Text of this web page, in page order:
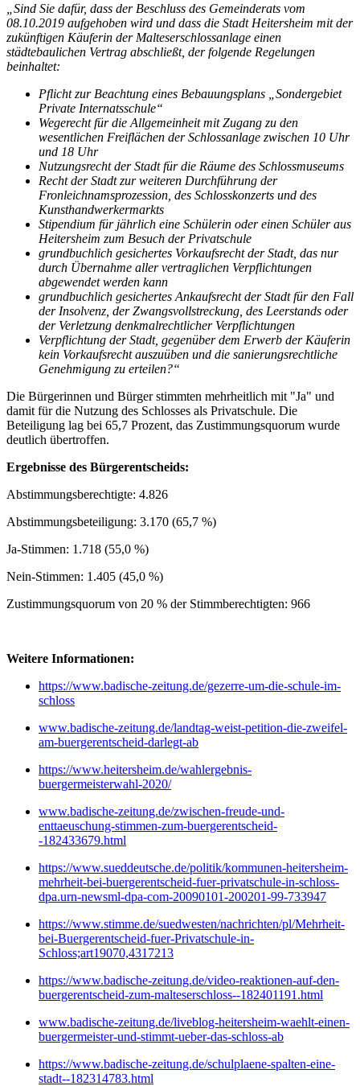
„Sind Sie dafür, dass der Beschluss des Gemeinderats vom
08.10.2019 aufgehoben wird und dass die Stadt Heitersheim mit der
zukünftigen Käuferin der Malteserschlossanlage einen
städtebaulichen Vertrag abschließt, der folgende Regelungen
beinhaltet:
Pflicht zur Beachtung eines Bebauungsplans „Sondergebiet
Private Internatsschule“
Wegerecht für die Allgemeinheit mit Zugang zu den
wesentlichen Freiflächen der Schlossanlage zwischen 10 Uhr
und 18 Uhr
Nutzungsrecht der Stadt für die Räume des Schlossmuseums
Recht der Stadt zur weiteren Durchführung der
Fronleichnamsprozession, des Schlosskonzerts und des
Kunsthandwerkermarkts
Stipendium für jährlich eine Schülerin oder einen Schüler aus
Heitersheim zum Besuch der Privatschule
grundbuchlich gesichertes Vorkaufsrecht der Stadt, das nur
durch Übernahme aller vertraglichen Verpflichtungen
abgewendet werden kann
grundbuchlich gesichertes Ankaufsrecht der Stadt für den Fall
der Insolvenz, der Zwangsvollstreckung, des Leerstands oder
der Verletzung denkmalrechtlicher Verpflichtungen
Verpflichtung der Stadt, gegenüber dem Erwerb der Käuferin
kein Vorkaufsrecht auszuüben und die sanierungsrechtliche
Genehmigung zu erteilen?“
Die Bürgerinnen und Bürger stimmten mehrheitlich mit "Ja" und
damit für die Nutzung des Schlosses als Privatschule. Die
Beteiligung lag bei 65,7 Prozent, das Zustimmungsquorum wurde
deutlich übertroffen.
Ergebnisse des Bürgerentscheids:
Abstimmungsberechtigte: 4.826
Abstimmungsbeteiligung: 3.170 (65,7 %)
Ja-Stimmen: 1.718 (55,0 %)
Nein-Stimmen: 1.405 (45,0 %)
Zustimmungsquorum von 20 % der Stimmberechtigten: 966
Weitere Informationen:
https://www.badische-zeitung.de/gezerre-um-die-schule-im-
schloss
www.badische-zeitung.de/landtag-weist-petition-die-zweifel-
am-buergerentscheid-darlegt-ab
https://www.heitersheim.de/wahlergebnis-
buergermeisterwahl-2020/
www.badische-zeitung.de/zwischen-freude-und-
enttaeuschung-stimmen-zum-buergerentscheid-
-182433679.html
https://www.sueddeutsche.de/politik/kommunen-heitersheim-
mehrheit-bei-buergerentscheid-fuer-privatschule-in-schloss-
dpa.urn-newsml-dpa-com-20090101-200201-99-733947
https://www.stimme.de/suedwesten/nachrichten/pl/Mehrheit-
bei-Buergerentscheid-fuer-Privatschule-in-
Schloss;art19070,4317213
https://www.badische-zeitung.de/video-reaktionen-auf-den-
buergerentscheid-zum-malteserschloss--182401191.html
www.badische-zeitung.de/liveblog-heitersheim-waehlt-einen-
buergermeister-und-stimmt-ueber-das-schloss-ab
https://www.badische-zeitung.de/schulplaene-spalten-eine-
stadt--182314783.html